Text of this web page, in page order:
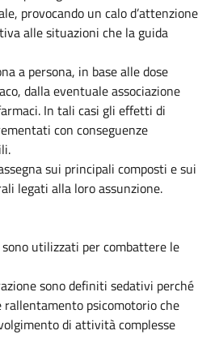
provocando un calo d’attenzione
alle situazioni che la guida
a persona, in base alle dose
dalla eventuale associazione
In tali casi gli effetti di
con conseguenze
sui principali composti e sui
legati alla loro assunzione.
utilizzati per combattere le
sono definiti sedativi perché
rallentamento psicomotorio che
di attività complesse